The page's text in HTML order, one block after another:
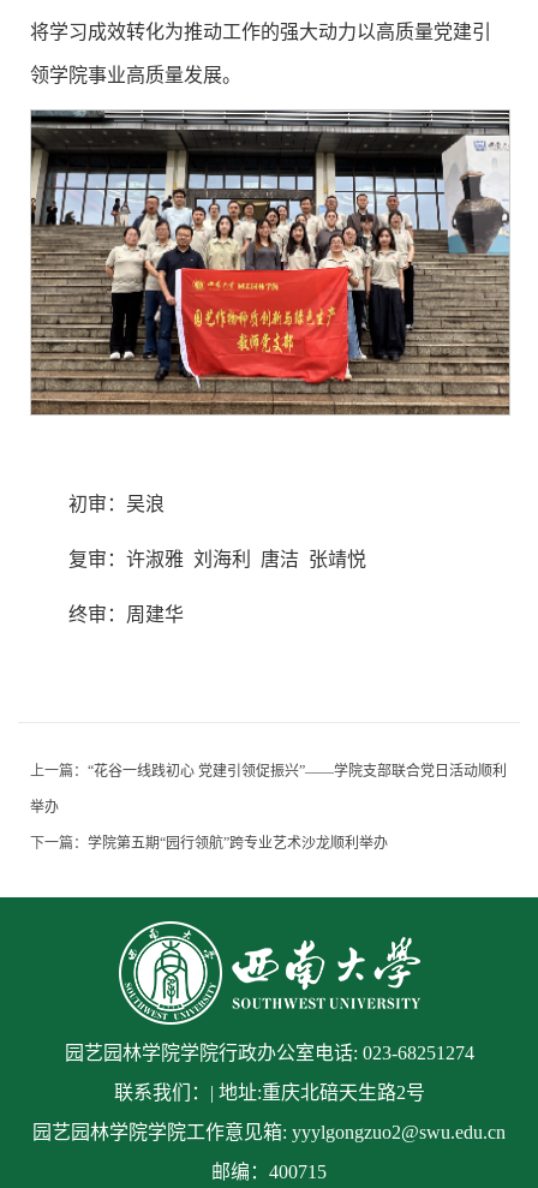
将学习成效转化为推动工作的强大动力以高质量党建引
领学院事业高质量发展。
初审：吴浪
复审：许淑雅 刘海利 唐洁 张靖悦
终审：周建华
上一篇： “花谷一线践初心 党建引领促振兴”——学院支部联合党日活动顺利
举办
下一篇： 学院第五期“园行领航”跨专业艺术沙龙顺利举办
园艺园林学院学院行政办公室电话: 023-68251274
联系我们：| 地址:重庆北碚天生路2号
园艺园林学院学院工作意见箱: yyylgongzuo2@swu.edu.cn
邮编：400715